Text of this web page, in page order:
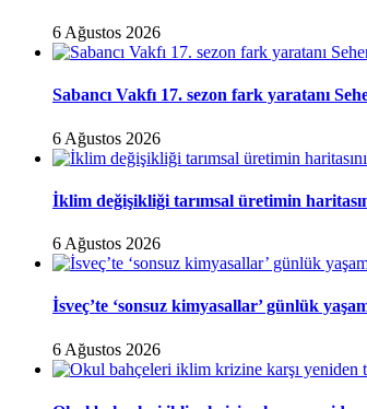
6 Ağustos 2026
Sabancı Vakfı 17. sezon fark yaratanı
6 Ağustos 2026
İklim değişikliği tarımsal üretimin
6 Ağustos 2026
İsveç’te ‘sonsuz kimyasallar’ günlük
6 Ağustos 2026